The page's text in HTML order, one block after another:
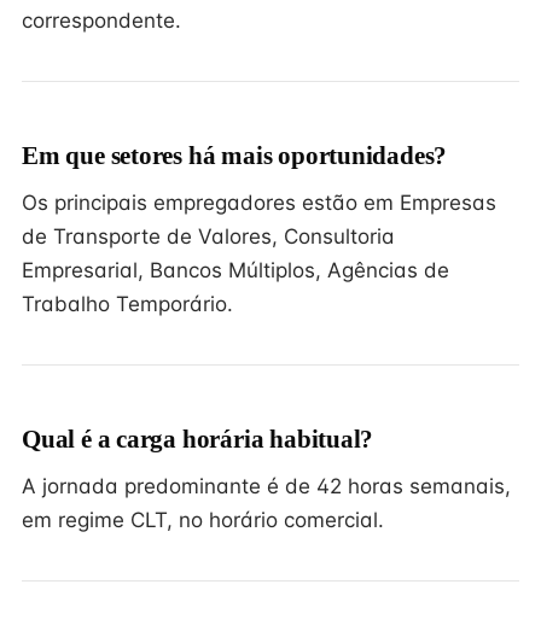
correspondente.
Em que setores há mais oportunidades?
Os principais empregadores estão em Empresas
de Transporte de Valores, Consultoria
Empresarial, Bancos Múltiplos, Agências de
Trabalho Temporário.
Qual é a carga horária habitual?
A jornada predominante é de 42 horas semanais,
em regime CLT, no horário comercial.